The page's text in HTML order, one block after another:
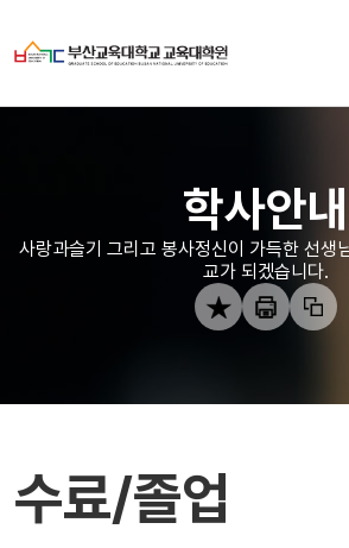
학사안내
사랑과슬기 그리고 봉사정신이 가득한 선생
교가 되겠습니다.
수료/졸업